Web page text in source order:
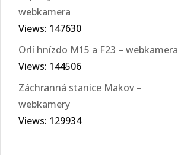
webkamera
Views: 147630
Orlí hnízdo M15 a F23 – webkamera
Views: 144506
Záchranná stanice Makov –
webkamery
Views: 129934